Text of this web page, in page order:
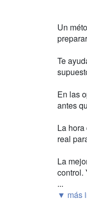
Un
Te
En las
antes
La
real
La
control.
...
▼ más